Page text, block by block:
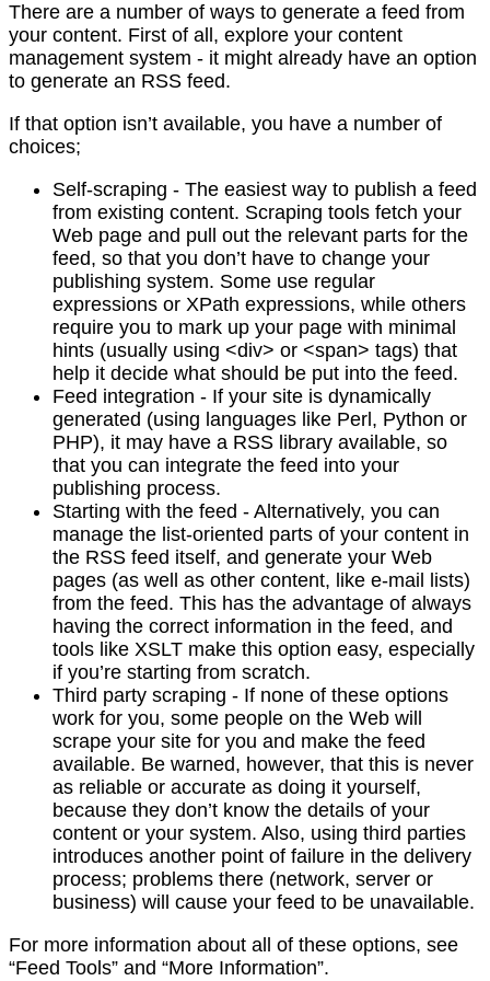
There are a number of ways to generate a feed from
your content. First of all, explore your content
management system - it might already have an option
to generate an RSS feed.
If that option isn’t available, you have a number of
choices;
Self-scraping - The easiest way to publish a feed
from existing content. Scraping tools fetch your
Web page and pull out the relevant parts for the
feed, so that you don’t have to change your
publishing system. Some use regular
expressions or XPath expressions, while others
require you to mark up your page with minimal
hints (usually using <div> or <span> tags) that
help it decide what should be put into the feed.
Feed integration - If your site is dynamically
generated (using languages like Perl, Python or
PHP), it may have a RSS library available, so
that you can integrate the feed into your
publishing process.
Starting with the feed - Alternatively, you can
manage the list-oriented parts of your content in
the RSS feed itself, and generate your Web
pages (as well as other content, like e-mail lists)
from the feed. This has the advantage of always
having the correct information in the feed, and
tools like XSLT make this option easy, especially
if you’re starting from scratch.
Third party scraping - If none of these options
work for you, some people on the Web will
scrape your site for you and make the feed
available. Be warned, however, that this is never
as reliable or accurate as doing it yourself,
because they don’t know the details of your
content or your system. Also, using third parties
introduces another point of failure in the delivery
process; problems there (network, server or
business) will cause your feed to be unavailable.
For more information about all of these options, see
“Feed Tools” and “More Information”.